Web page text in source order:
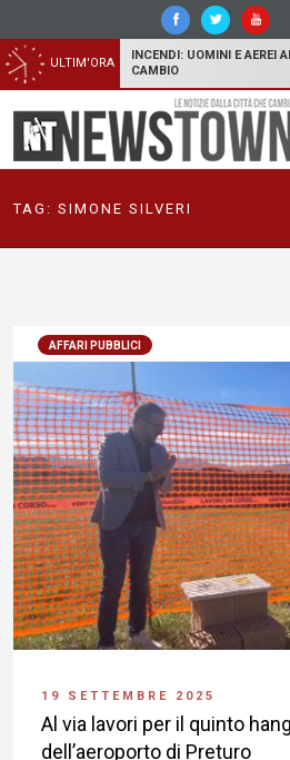
ULTIM'ORA
INCENDI: UOMINI E AEREI
CAMBIO
TAG: SIMONE SILVERI
AFFARI PUBBLICI
19 SETTEMBRE 2025
Al via lavori per il quinto
dell’aeroporto di Preturo